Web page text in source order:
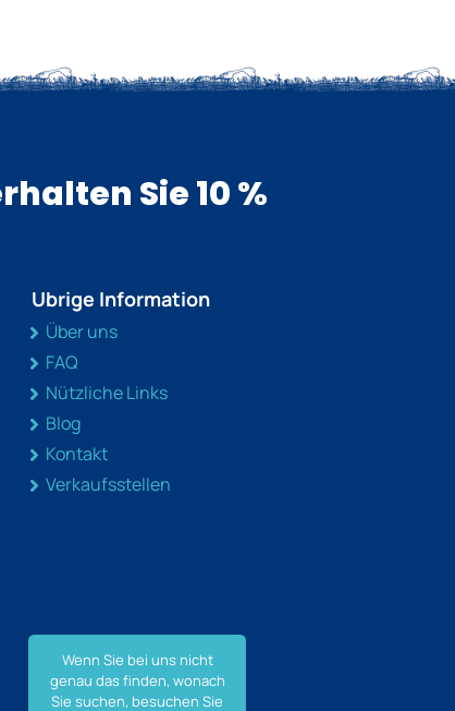
Sie 10 %
Ubrige Information
Über uns
FAQ
Nützliche Links
Blog
Kontakt
Verkaufsstellen
Wenn Sie bei uns nicht
genau das finden, wonach
Sie suchen, besuchen Sie